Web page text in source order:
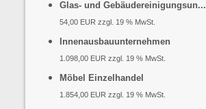
Glas- und Gebäudereinigungsun...
54,00 EUR zzgl. 19 % MwSt.
Innenausbauunternehmen
1.098,00 EUR zzgl. 19 % MwSt.
Möbel Einzelhandel
1.854,00 EUR zzgl. 19 % MwSt.